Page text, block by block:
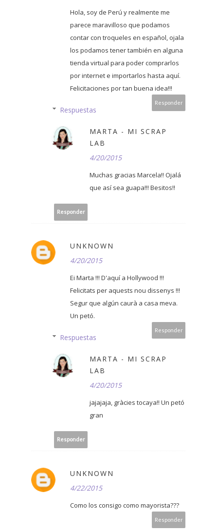
Hola, soy de Perú y realmente me
parece maravilloso que podamos
contar con troqueles en español, ojala
los podamos tener también en alguna
tienda virtual para poder comprarlos
por internet e importarlos hasta aquí.
Felicitaciones por tan buena idea!!!
Responder
Respuestas
MARTA - MI SCRAP
LAB
4/20/2015
Muchas gracias Marcela!! Ojalá
que así sea guapa!!! Besitos!!
Responder
UNKNOWN
4/20/2015
Ei Marta !!! D'aquí a Hollywood !!!
Felicitats per aquests nou dissenys !!!
Segur que algún caurà a casa meva.
Un petó.
Responder
Respuestas
MARTA - MI SCRAP
LAB
4/20/2015
jajajaja, gràcies tocaya!! Un petó
gran
Responder
UNKNOWN
4/22/2015
Como los consigo como mayorista???
Responder